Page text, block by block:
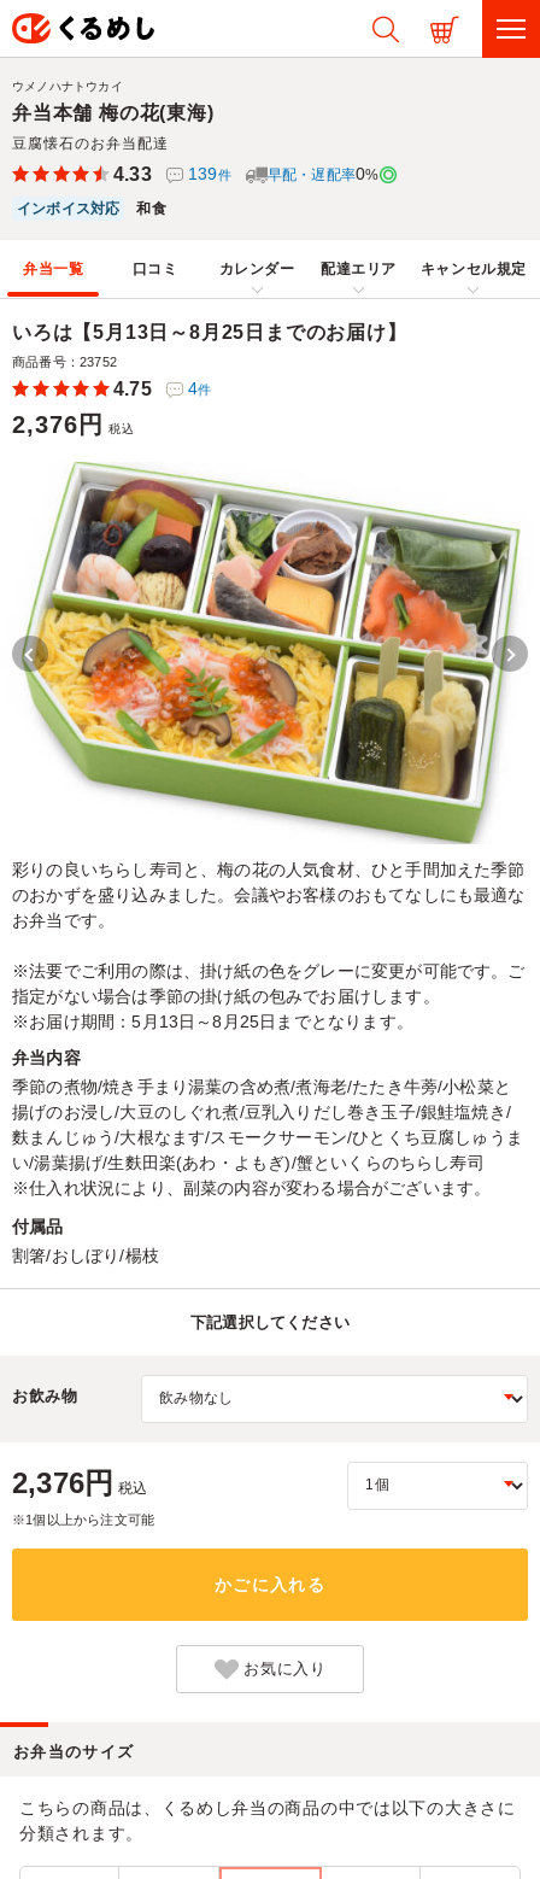
弁当本舗 梅の花(東海)
豆腐懐石のお弁当配達
ウメノハナトウカイ
4.33 139件 早配・遅配率0%
インボイス対応
和食
弁当一覧 口コミ カレンダー 配達エリア キャンセル規定
いろは【5月13日～8月25日までのお届け】
商品番号：23752
4.75 4件
2,376円 税込
彩りの良いちらし寿司と、梅の花の人気食材、ひと手間加えた季節
のおかずを盛り込みました。会議やお客様のおもてなしにも最適な
お弁当です。
※法要でご利用の際は、掛け紙の色をグレーに変更が可能です。ご
指定がない場合は季節の掛け紙の包みでお届けします。
※お届け期間：5月13日～8月25日までとなります。
弁当内容
季節の煮物/焼き手まり湯葉の含め煮/煮海老/たたき牛蒡/小松菜と
揚げのお浸し/大豆のしぐれ煮/豆乳入りだし巻き玉子/銀鮭塩焼き/
麩まんじゅう/大根なます/スモークサーモン/ひとくち豆腐しゅうま
い/湯葉揚げ/生麩田楽(あわ・よもぎ)/蟹といくらのちらし寿司
※仕入れ状況により、副菜の内容が変わる場合がございます。
付属品
割箸/おしぼり/楊枝
下記選択してください
お飲み物
2,376円 税込
※1個以上から注文可能
かごに入れる
お気に入り
お弁当のサイズ
こちらの商品は、くるめし弁当の商品の中では以下の大きさに
分類されます。